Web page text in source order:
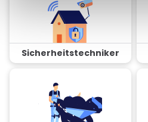
Sicherheitstechniker